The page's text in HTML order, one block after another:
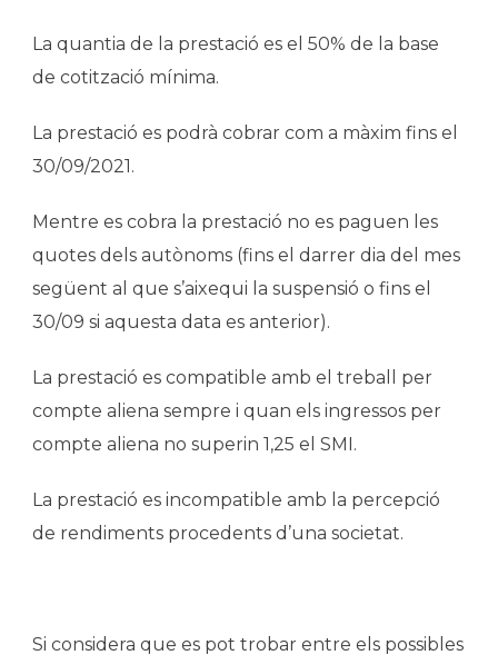
La quantia de la prestació es el 50% de la base
de cotització mínima.
La prestació es podrà cobrar com a màxim fins el
30/09/2021.
Mentre es cobra la prestació no es paguen les
quotes dels autònoms (fins el darrer dia del mes
següent al que s’aixequi la suspensió o fins el
30/09 si aquesta data es anterior).
La prestació es compatible amb el treball per
compte aliena sempre i quan els ingressos per
compte aliena no superin 1,25 el SMI.
La prestació es incompatible amb la percepció
de rendiments procedents d’una societat.
Si considera que es pot trobar entre els possibles